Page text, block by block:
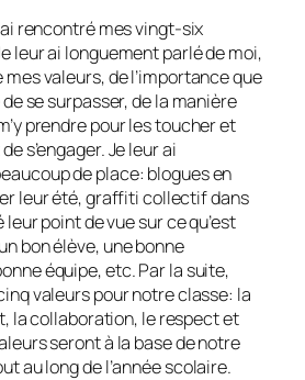
rencontré mes vingt-six
leur ai longuement parlé de moi,
valeurs, de l’importance que
de se surpasser, de la manière
prendre pour les toucher et
s’engager. Je leur ai
de place: blogues en
leur été, graffiti collectif dans
point de vue sur ce qu’est
bon élève, une bonne
équipe, etc. Par la suite,
valeurs pour notre classe: la
la collaboration, le respect et
seront à la base de notre
au long de l’année scolaire.